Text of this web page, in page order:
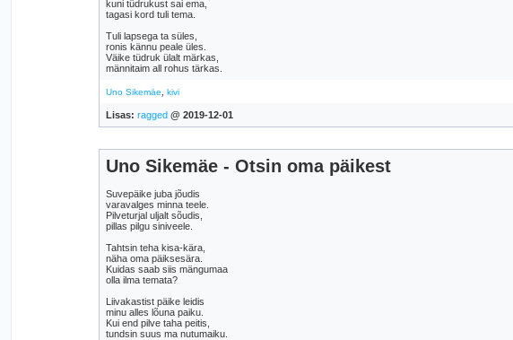
kuni tüdrukust sai ema,
tagasi kord tuli tema.
Tuli lapsega ta süles,
ronis kännu peale üles.
Väike tüdruk ülalt märkas,
männitaim all rohus tärkas.
Uno Sikemäe kivi
Lisas: ragged @ 2019-12-01
Uno Sikemäe - Otsin oma päikest
Suvepäike juba jõudis
varavalges minna teele.
Pilveturjal uljalt sõudis,
pillas pilgu siniveele.
Tahtsin teha kisa-kära,
näha oma päiksesära.
Kuidas saab siis mängumaa
olla ilma temata?
Liivakastist päike leidis
minu alles lõuna paiku.
Kui end pilve taha peitis,
tundsin suus ma nutumaiku.